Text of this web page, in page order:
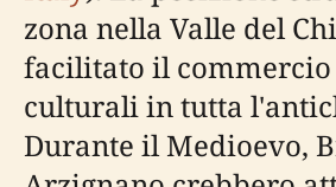
zona nella Valle del
facilitato il commercio
culturali in tutta
Durante il Medioevo,